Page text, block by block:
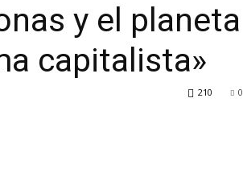
y el planeta
capitalista»
0
210